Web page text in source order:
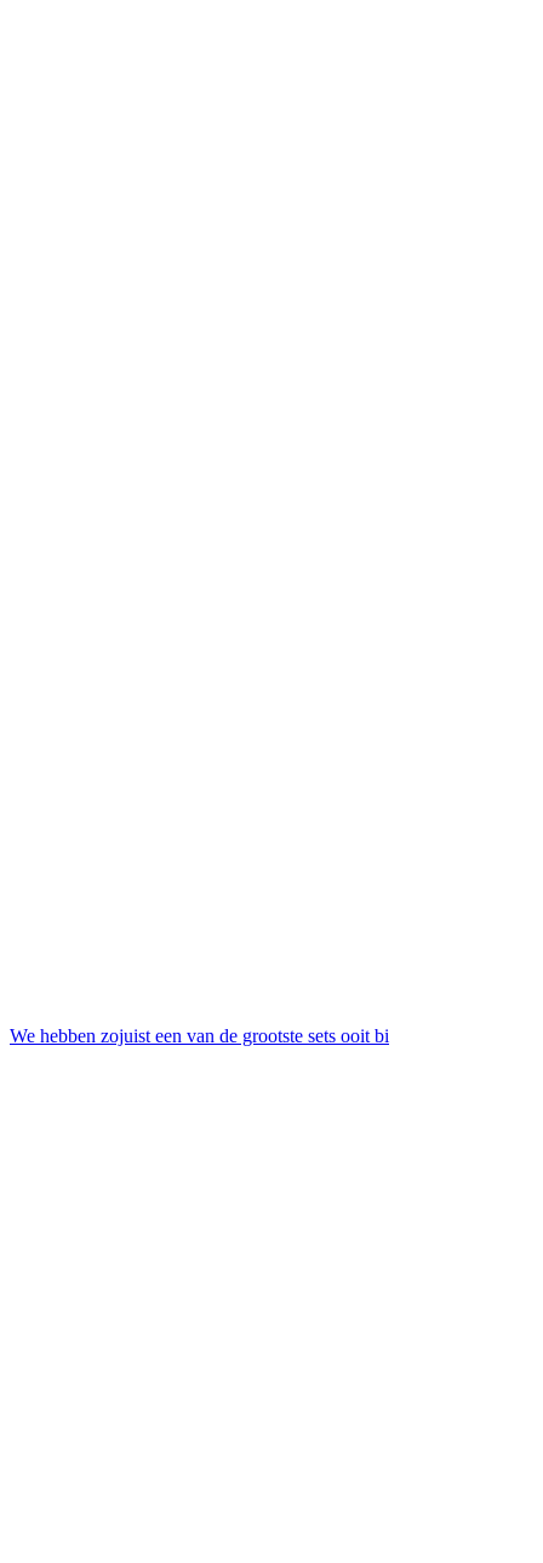
We hebben zojuist een van de grootste sets ooit bi